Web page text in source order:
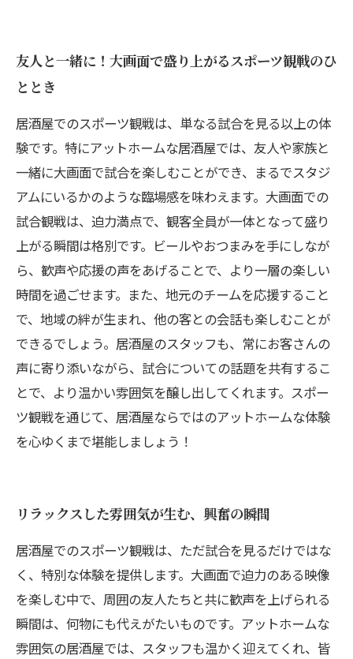
友人と一緒に！大画面で盛り上がるスポーツ観戦のひ
ととき
居酒屋でのスポーツ観戦は、単なる試合を見る以上の体
験です。特にアットホームな居酒屋では、友人や家族と
一緒に大画面で試合を楽しむことができ、まるでスタジ
アムにいるかのような臨場感を味わえます。大画面での
試合観戦は、迫力満点で、観客全員が一体となって盛り
上がる瞬間は格別です。ビールやおつまみを手にしなが
ら、歓声や応援の声をあげることで、より一層の楽しい
時間を過ごせます。また、地元のチームを応援すること
で、地域の絆が生まれ、他の客との会話も楽しむことが
できるでしょう。居酒屋のスタッフも、常にお客さんの
声に寄り添いながら、試合についての話題を共有するこ
とで、より温かい雰囲気を醸し出してくれます。スポー
ツ観戦を通じて、居酒屋ならではのアットホームな体験
を心ゆくまで堪能しましょう！
リラックスした雰囲気が生む、興奮の瞬間
居酒屋でのスポーツ観戦は、ただ試合を見るだけではな
く、特別な体験を提供します。大画面で迫力のある映像
を楽しむ中で、周囲の友人たちと共に歓声を上げられる
瞬間は、何物にも代えがたいものです。アットホームな
雰囲気の居酒屋では、スタッフも温かく迎えてくれ、皆